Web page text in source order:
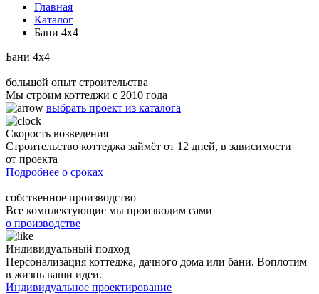
Главная
Каталог
Бани 4x4
Бани 4x4
большой опыт строительства
Мы строим коттеджи с 2010 года
выбрать проект из каталога
Скорость возведения
Строительство коттеджа займёт от 12 дней, в зависимости
от проекта
Подробнее о сроках
собственное производство
Все комплектующие мы производим сами
о производстве
Индивидуальный подход
Персонализация коттеджа, дачного дома или бани. Воплотим
в жизнь ваши идеи.
Индивидуальное проектирование